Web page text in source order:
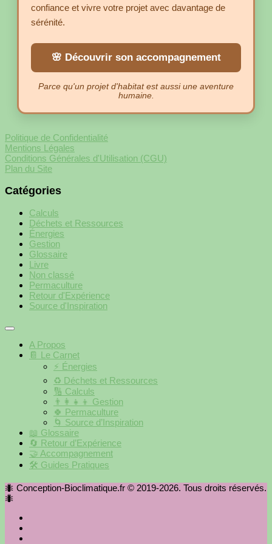
confiance et vivre votre projet avec davantage de
sérénité.
🌸 Découvrir son accompagnement
Parce qu'un projet d'habitat est aussi une aventure
humaine.
Politique de Confidentialité
Mentions Légales
Conditions Générales d'Utilisation (CGU)
Plan du Site
Catégories
Calculs
Déchets et Ressources
Énergies
Gestion
Glossaire
Livre
Non classé
Permaculture
Retour d'Expérience
Source d'Inspiration
A Propos
📔 Le Carnet
⚡️ Énergies
♻️ Déchets et Ressources
🔢 Calculs
👨‍👩‍👧‍👦 Gestion
🍀 Permaculture
🌀 Source d’Inspiration
📖 Glossaire
🔄 Retour d’Expérience
🤝 Accompagnement
🛠 Guides Pratiques
🐜 Conception-Bioclimatique.fr © 2019-2026. Tous droits réservés.
🐜